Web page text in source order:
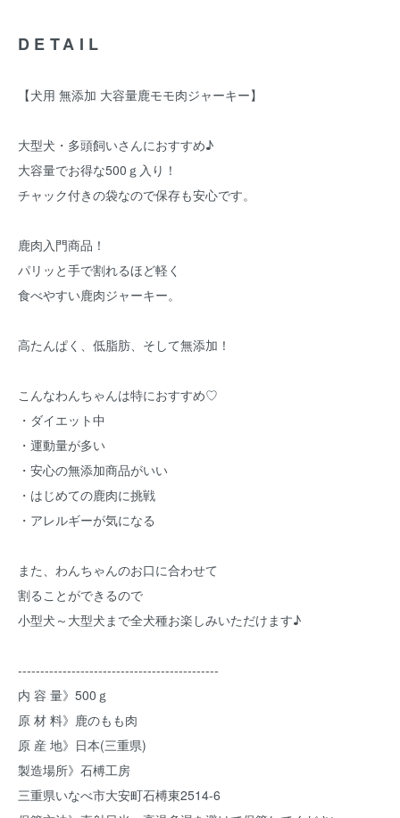
DETAIL
【犬用 無添加 大容量鹿モモ肉ジャーキー】
大型犬・多頭飼いさんにおすすめ♪
大容量でお得な500ｇ入り！
チャック付きの袋なので保存も安心です。
鹿肉入門商品！
パリッと手で割れるほど軽く
食べやすい鹿肉ジャーキー。
高たんぱく、低脂肪、そして無添加！
こんなわんちゃんは特におすすめ♡
・ダイエット中
・運動量が多い
・安心の無添加商品がいい
・はじめての鹿肉に挑戦
・アレルギーが気になる
また、わんちゃんのお口に合わせて
割ることができるので
小型犬～大型犬まで全犬種お楽しみいただけます♪
---------------------------------------------
内 容 量》500ｇ
原 材 料》鹿のもも肉
原 産 地》日本(三重県)
製造場所》石榑工房
三重県いなべ市大安町石榑東2514-6